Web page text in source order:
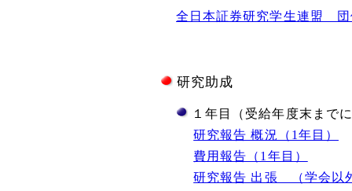
全日本証券研究学生連盟 団
研究助成
１年目（受給年度末まで
研究報告 概況（1年目）
費用報告（1年目）
研究報告 出張 （学会以